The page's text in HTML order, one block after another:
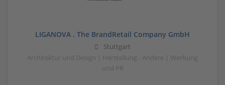
LIGANOVA . The BrandRetail Company GmbH
Stuttgart
Architektur und Design | Herstellung - Andere | Werbung
und PR